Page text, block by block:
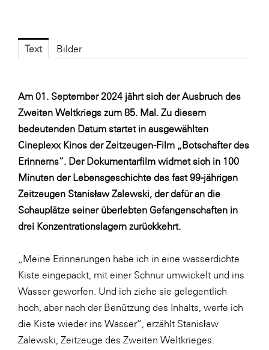
FV Energierohstoff & Kraftstoff
Gas Connect Austria
GBV - Verband gemeinnütziger
Bauvereinigungen
Getzner Werkstoffe
Heimat Österreich
ikp
Johnson & Johnson
JELD-WEN DANA
kosaplaner
LAT Nitrogen
Libro
Lidl Österreich
Die Menü-Manufaktur
Text Bilder
Am 01. September 2024 jährt sich der Ausbruch des
Zweiten Weltkriegs zum 85. Mal. Zu diesem
bedeutenden Datum startet in ausgewählten
Cineplexx Kinos der Zeitzeugen-Film „Botschafter des
Erinnerns“. Der Dokumentarfilm widmet sich in 100
Minuten der Lebensgeschichte des fast 99-jährigen
Zeitzeugen Stanisław Zalewski, der dafür an die
Schauplätze seiner überlebten Gefangenschaften in
drei Konzentrationslagern zurückkehrt.
„Meine Erinnerungen habe ich in eine wasserdichte
Kiste eingepackt, mit einer Schnur umwickelt und ins
Wasser geworfen. Und ich ziehe sie gelegentlich
hoch, aber nach der Benützung des Inhalts, werfe ich
die Kiste wieder ins Wasser“, erzählt Stanisław
Zalewski, Zeitzeuge des Zweiten Weltkrieges.